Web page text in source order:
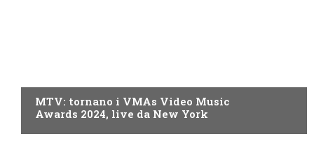
MTV: tornano i VMAs Video Music
Awards 2024, live da New York